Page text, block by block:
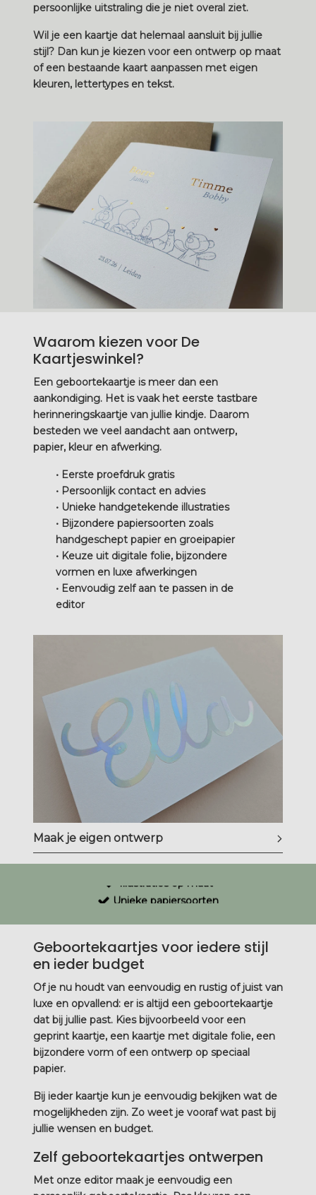
persoonlijke uitstraling die je niet overal ziet.
Wil je een kaartje dat helemaal aansluit bij jullie
stijl? Dan kun je kiezen voor een ontwerp op maat
of een bestaande kaart aanpassen met eigen
kleuren, lettertypes en tekst.
Waarom kiezen voor De
Kaartjeswinkel?
Een geboortekaartje is meer dan een
aankondiging. Het is vaak het eerste tastbare
herinneringskaartje van jullie kindje. Daarom
besteden we veel aandacht aan ontwerp,
papier, kleur en afwerking.
• Eerste proefdruk gratis
• Persoonlijk contact en advies
• Unieke handgetekende illustraties
• Bijzondere papiersoorten zoals
handgeschept papier en groeipapier
• Keuze uit digitale folie, bijzondere
vormen en luxe afwerkingen
• Eenvoudig zelf aan te passen in de
editor
Maak je eigen ontwerp
Unieke papiersoorten
Geboortekaartjes voor iedere stijl
en ieder budget
Of je nu houdt van eenvoudig en rustig of juist van
luxe en opvallend: er is altijd een geboortekaartje
dat bij jullie past. Kies bijvoorbeeld voor een
geprint kaartje, een kaartje met digitale folie, een
bijzondere vorm of een ontwerp op speciaal
papier.
Bij ieder kaartje kun je eenvoudig bekijken wat de
mogelijkheden zijn. Zo weet je vooraf wat past bij
jullie wensen en budget.
Zelf geboortekaartjes ontwerpen
Met onze editor maak je eenvoudig een